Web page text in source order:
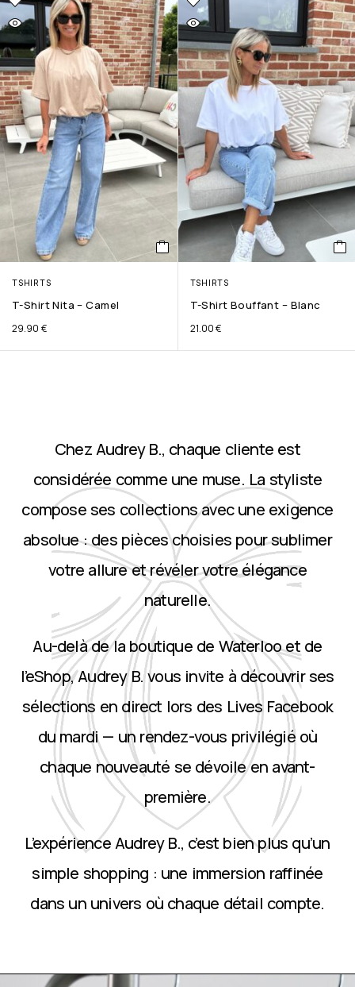
TSHIRTS
T-Shirt Nita – Camel
29.90 €
TSHIRTS
T-Shirt Bouffant – Blanc
21.00€
Chez Audrey B., chaque cliente est
considérée comme une muse. La styliste
compose ses collections avec une exigence
absolue : des pièces choisies pour sublimer
votre allure et révéler votre élégance
naturelle.
Au-delà de la boutique de Waterloo et de
l’eShop, Audrey B. vous invite à découvrir ses
sélections en direct lors des Lives Facebook
du mardi — un rendez-vous privilégié où
chaque nouveauté se dévoile en avant-
première.
L’expérience Audrey B., c’est bien plus qu’un
simple shopping : une immersion raffinée
dans un univers où chaque détail compte.